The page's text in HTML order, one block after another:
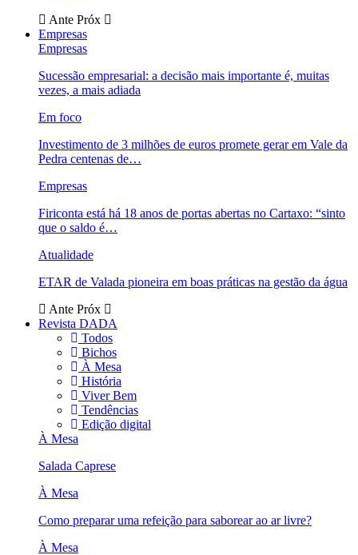
Ante Próx
Empresas
Empresas
Sucessão empresarial: a decisão mais importante é, muitas
vezes, a mais adiada
Em foco
Investimento de 3 milhões de euros promete gerar em Vale da
Pedra centenas de…
Empresas
Firiconta está há 18 anos de portas abertas no Cartaxo: “sinto
que o saldo é…
Atualidade
ETAR de Valada pioneira em boas práticas na gestão da água
Ante Próx
Revista DADA
Todos
Bichos
À Mesa
História
Viver Bem
Tendências
Edição digital
À Mesa
Salada Caprese
À Mesa
Como preparar uma refeição para saborear ao ar livre?
À Mesa